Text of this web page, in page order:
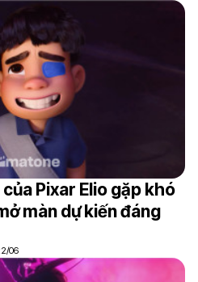
Pixar Elio gặp khó
màn dự kiến đáng
06